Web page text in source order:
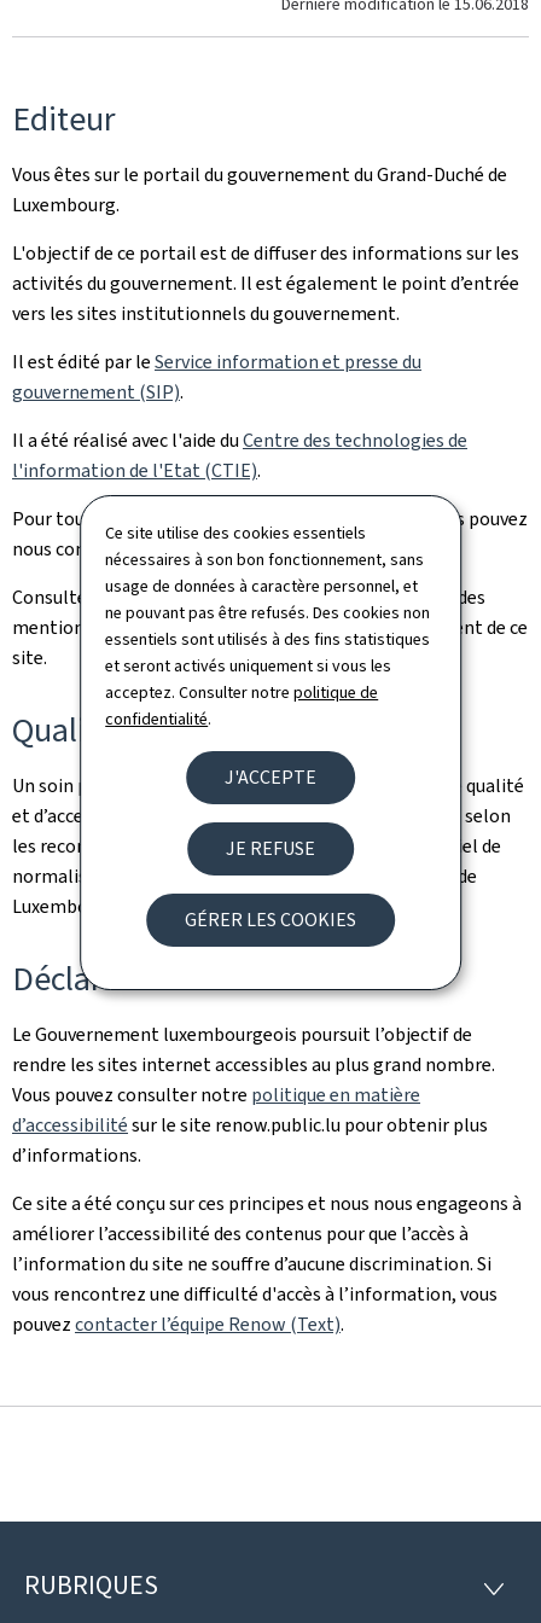
Ce site utilise des cookies essentiels
nécessaires à son bon fonctionnement, sans
usage de données à caractère personnel, et
ne pouvant pas être refusés. Des cookies non
essentiels sont utilisés à des fins statistiques
et seront activés uniquement si vous les
acceptez. Consulter notrepolitique de
confidentialité.
J'ACCEPTE
JE REFUSE
GÉRER LES COOKIES
Editeur
Vous êtes sur le portail du gouvernement du Grand-Duché de
Luxembourg.
L'objectif de ce portail est de diffuser des informations sur les
activités du gouvernement. Il est également le point d’entrée
vers les sites institutionnels du gouvernement.
Il est édité par leService information et presse du
gouvernement (SIP).
Il a été réalisé avec l'aide duCentre des technologies de
l'information de l'Etat (CTIE).
Pour toute question sur ce portail et son contenu, vous pouvez
nous contacter via notre
formulaire de contact
Consultez lanotice légalepour prendre connaissance des
mentions légales et des informations sur l’hébergement de ce
site.
Qualité
Un soin particulier a été pris pour garantir un niveau de qualité
et d’accessibilité satisfaisant. Ce portail est développé selon
les recommandations du référentiel Renow (Référentiel de
normalisation web du gouvernement du Grand-Duché de
Luxembourg).
Déclaration d’accessibilité
Le Gouvernement luxembourgeois poursuit l’objectif de
rendre les sites internet accessibles au plus grand nombre.
Vous pouvez consulter notre politique en matière
d’accessibilitésur le site renow.public.lu pour obtenir plus
d’informations.
Ce site a été conçu sur ces principes et nous nous engageons à
améliorer l’accessibilité des contenus pour que l’accès à
l’information du site ne souffre d’aucune discrimination. Si
vous rencontrez une difficulté d'accès à l’information, vous
pouvezcontacter l’équipe Renow (Text).
Pied
RUBRIQUES